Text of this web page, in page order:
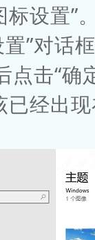
标设置”
”对话
点击“确
已经出